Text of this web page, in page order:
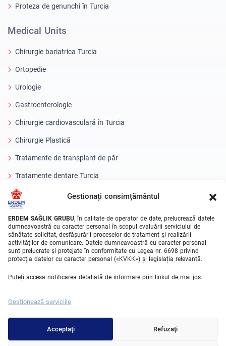
Gestionați consimțământul
ERDEM SAĞLIK GRUBU, în calitate de operator de date, prelucrează datele
dumneavoastră cu caracter personal în scopul evaluării serviciului de
sănătate solicitat, desfășurării proceselor de tratament și realizării
activităților de comunicare. Datele dumneavoastră cu caracter personal
sunt prelucrate și protejate în conformitate cu Legea nr. 6698 privind
protecția datelor cu caracter personal («KVKK») și legislația relevantă.
Puteți accesa notificarea detaliată de informare prin linkul de mai jos.
Gestionează serviciile
Acceptați Refuzați
Proteza de genunchi în Turcia
Medical Units
Chirurgie bariatrica Turcia
Ortopedie
Urologie
Gastroenterologie
Chirurgie cardiovasculară în Turcia
Chirurgie Plastică
Tratamente de transplant de păr
Tratamente dentare Turcia
Ochi cu laser
About Erdem
Despre noi
Unitati Medicale
Echipa medicala